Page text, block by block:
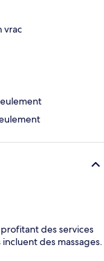
vrac
des services
des massages.